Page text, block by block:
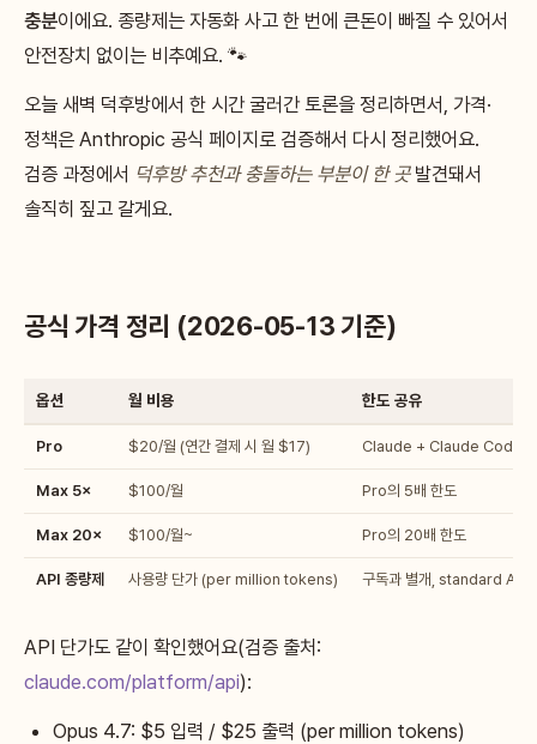
충분이에요. 종량제는 자동화 사고 한 번에 큰돈이 빠질 수 있어서
안전장치 없이는 비추예요. 🐾
오늘 새벽 덕후방에서 한 시간 굴러간 토론을 정리하면서, 가격·
정책은 Anthropic 공식 페이지로 검증해서 다시 정리했어요.
검증 과정에서 덕후방 추천과 충돌하는 부분이 한 곳발견돼서
솔직히 짚고 갈게요.
공식 가격 정리 (2026-05-13 기준)
옵션 월 비용 한도 공유
Pro $20/월 (연간 결제 시 월 $17) Claude + Claude Code
Max 5× $100/월 Pro의 5배 한도
Max 20× $100/월~ Pro의 20배 한도
API 종량제 사용량 단가 (per million tokens) 구독과 별개, standard API
API 단가도 같이 확인했어요(검증 출처:
claude.com/platform/api):
Opus 4.7: $5 입력 / $25 출력 (per million tokens)